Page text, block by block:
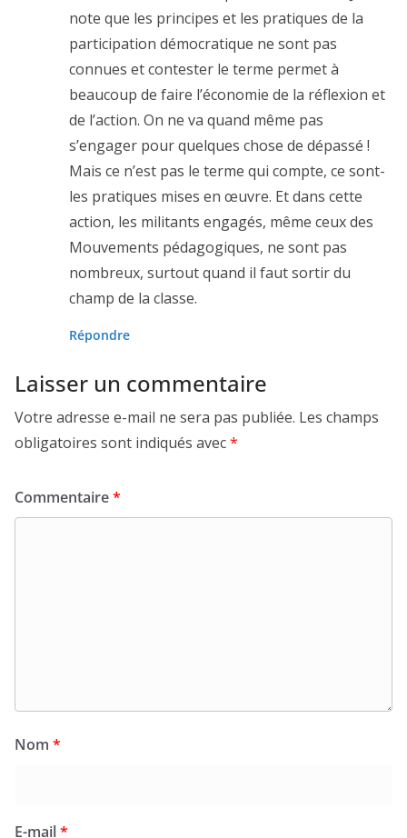
note que les principes et les pratiques de la
participation démocratique ne sont pas
connues et contester le terme permet à
beaucoup de faire l’économie de la réflexion et
de l’action. On ne va quand même pas
s’engager pour quelques chose de dépassé !
Mais ce n’est pas le terme qui compte, ce sont-
les pratiques mises en œuvre. Et dans cette
action, les militants engagés, même ceux des
Mouvements pédagogiques, ne sont pas
nombreux, surtout quand il faut sortir du
champ de la classe.
Répondre
Laisser un commentaire
Votre adresse e-mail ne sera pas publiée. Les champs
obligatoires sont indiqués avec*
Commentaire*
Nom *
E-mail*